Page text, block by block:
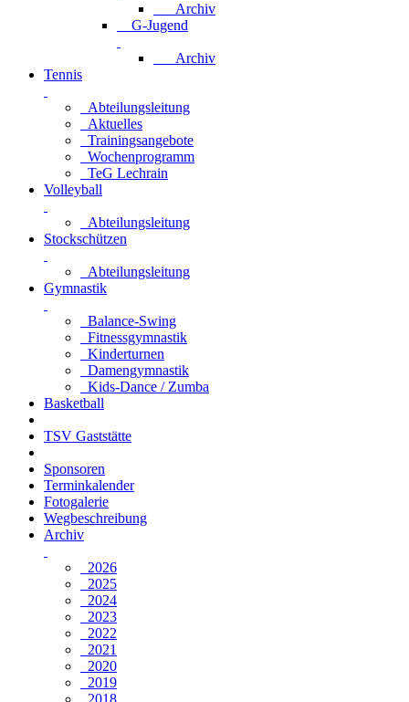
Archiv
G-Jugend
Archiv
Tennis
Abteilungsleitung
Aktuelles
Trainingsangebote
Wochenprogramm
TeG Lechrain
Volleyball
Abteilungsleitung
Stockschützen
Abteilungsleitung
Gymnastik
Balance-Swing
Fitnessgymnastik
Kinderturnen
Damengymnastik
Kids-Dance / Zumba
Basketball
TSV Gaststätte
Sponsoren
Terminkalender
Fotogalerie
Wegbeschreibung
Archiv
2026
2025
2024
2023
2022
2021
2020
2019